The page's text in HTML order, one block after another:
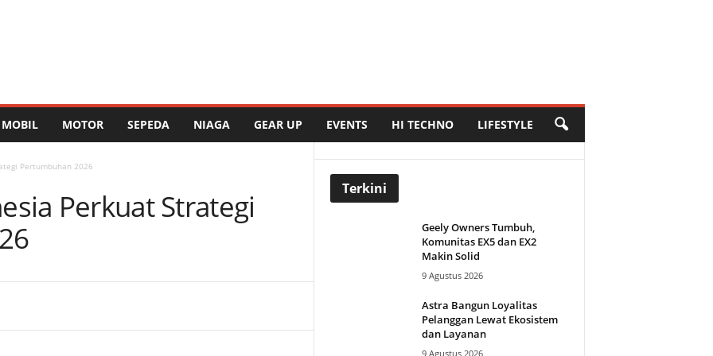
MOBIL MOTOR SEPEDA NIAGA GEAR UP EVENTS HI TECHNO LIFESTYLE
Pertumbuhan 2026
Perkuat Strategi
Terkini
Geely Owners Tumbuh,
Komunitas EX5 dan EX2
Makin Solid
9 Agustus 2026
Astra Bangun Loyalitas
Pelanggan Lewat Ekosistem
dan Layanan
9 Agustus 2026